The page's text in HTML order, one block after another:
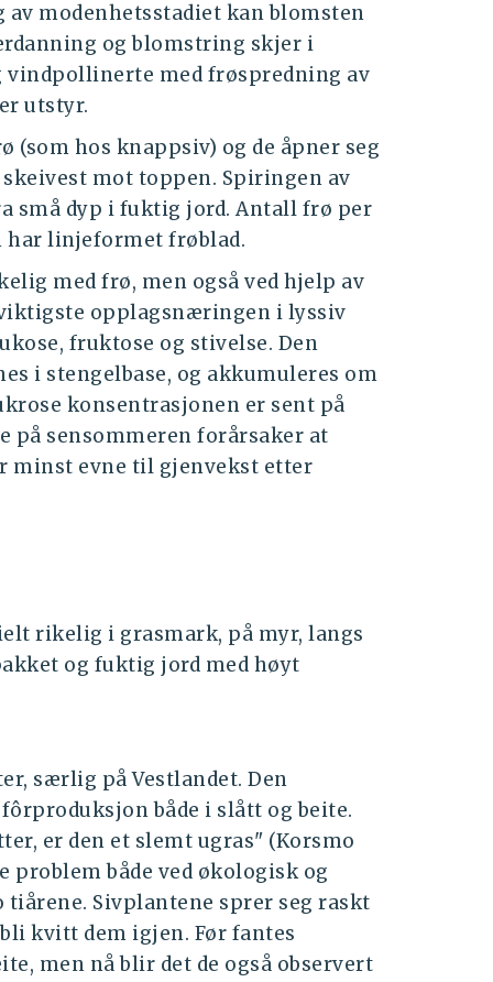
av modenhetsstadiet kan blomsten
og blomstring skjer i
med frøspredning av
utstyr.
(som hos knappsiv) og de åpner seg
mot toppen. Spiringen av
små dyp i fuktig jord. Antall frø per
har linjeformet frøblad.
med frø, men også ved hjelp av
opplagsnæringen i lyssiv
fruktose og stivelse. Den
i stengelbase, og akkumuleres om
konsentrasjonen er sent på
på sensommeren forårsaker at
minst evne til gjenvekst etter
rikelig i grasmark, på myr, langs
og fuktig jord med høyt
særlig på Vestlandet. Den
både i slått og beite.
er den et slemt ugras" (Korsmo
problem både ved økologisk og
Sivplantene sprer seg raskt
kvitt dem igjen. Før fantes
men nå blir det de også observert